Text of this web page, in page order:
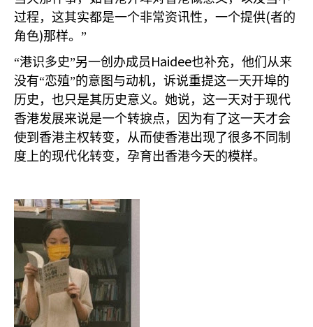
过程，这其实都是一个非常资讯性，一个提供(者的
角色)那样。”
“港识多史”另一创办成员 Haidee也补充，他们从来
没有“恋殖”的意图与动机，诉说重提这一天开埠的
历史，也只是其历史意义。她说，这一天对于现代
香港发展来说是一个转捩点，因为有了这一天才会
使到香港主权转变，从而使香港出现了很多不同制
度上的现代化转变，孕育出香港今天的模样。